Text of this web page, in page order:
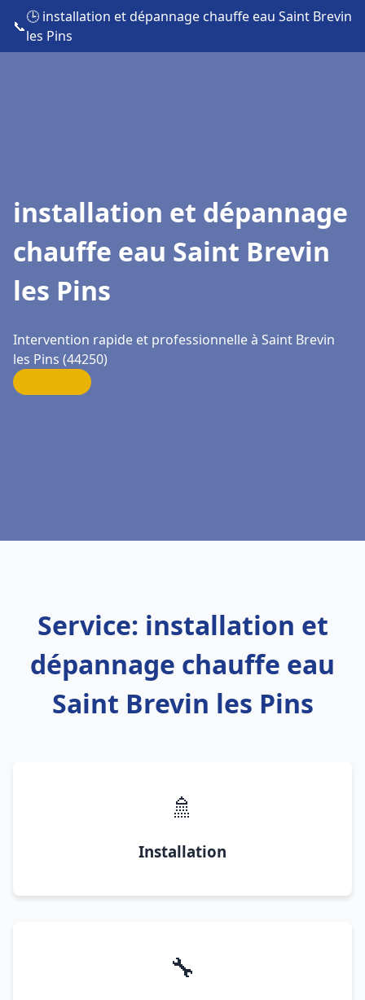
📞
🕒 installation et dépannage chauffe eau Saint Brevin
les Pins
installation et dépannage
chauffe eau Saint Brevin
les Pins
Intervention rapide et professionnelle à Saint Brevin
les Pins (44250)
Service: installation et
dépannage chauffe eau
Saint Brevin les Pins
🚿
Installation
🔧